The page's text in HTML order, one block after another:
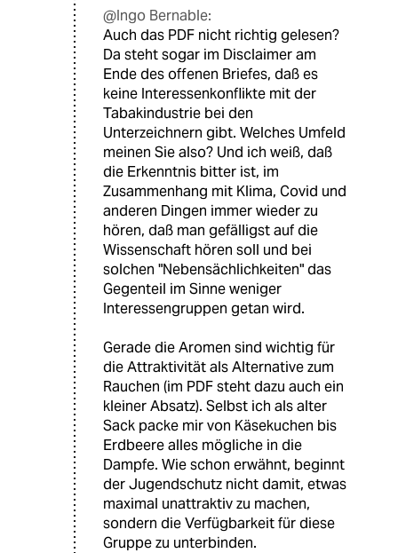
@Ingo Bernable:
Auch das PDF nicht richtig gelesen?
Da steht sogar im Disclaimer am
Ende des offenen Briefes, daß es
keine Interessenkonflikte mit der
Tabakindustrie bei den
Unterzeichnern gibt. Welches Umfeld
meinen Sie also? Und ich weiß, daß
die Erkenntnis bitter ist, im
Zusammenhang mit Klima, Covid und
anderen Dingen immer wieder zu
hören, daß man gefälligst auf die
Wissenschaft hören soll und bei
solchen "Nebensächlichkeiten" das
Gegenteil im Sinne weniger
Interessengruppen getan wird.
Gerade die Aromen sind wichtig für
die Attraktivität als Alternative zum
Rauchen (im PDF steht dazu auch ein
kleiner Absatz). Selbst ich als alter
Sack packe mir von Käsekuchen bis
Erdbeere alles mögliche in die
Dampfe. Wie schon erwähnt, beginnt
der Jugendschutz nicht damit, etwas
maximal unattraktiv zu machen,
sondern die Verfügbarkeit für diese
Gruppe zu unterbinden.